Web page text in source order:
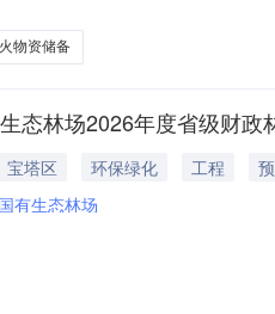
)采购品目：采购需求概况：采购
物资储备
态林场2026年度省级财
宝塔区 环保绿化 工程
有生态林场